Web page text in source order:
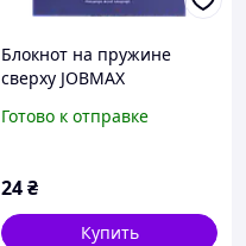
Блокнот на пружине
сверху JOBMAX
листов синий BM.2474-02
Готово к отправке
24₴
Купить